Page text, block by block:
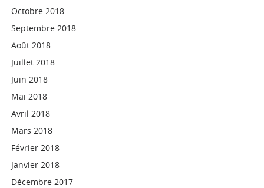
Octobre 2018
Septembre 2018
Août 2018
Juillet 2018
Juin 2018
Mai 2018
Avril 2018
Mars 2018
Février 2018
Janvier 2018
Décembre 2017